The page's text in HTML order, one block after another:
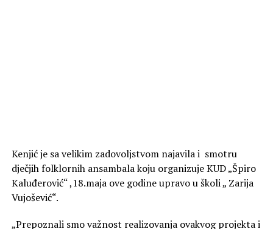
Kenjić je sa velikim zadovoljstvom najavila i smotru
dječjih folklornih ansambala koju organizuje KUD „Špiro
Kaluđerović“ ,18.maja ove godine upravo u školi „ Zarija
Vujošević“.
„Prepoznali smo važnost realizovanja ovakvog projekta i